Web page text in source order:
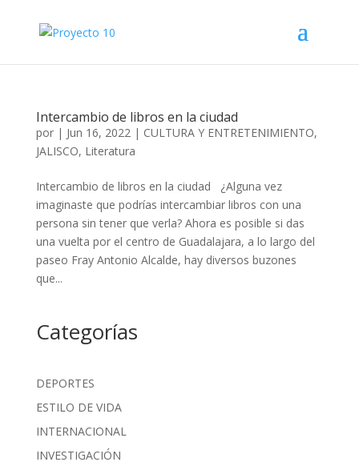
Intercambio de libros en la ciudad
por | Jun 16, 2022| CULTURA Y ENTRETENIMIENTO,
JALISCO, Literatura
Intercambio de libros en la ciudad ¿Alguna vez
imaginaste que podrías intercambiar libros con una
persona sin tener que verla? Ahora es posible si das
una vuelta por el centro de Guadalajara, a lo largo del
paseo Fray Antonio Alcalde, hay diversos buzones
que...
Categorías
DEPORTES
ESTILO DE VIDA
INTERNACIONAL
INVESTIGACIÓN